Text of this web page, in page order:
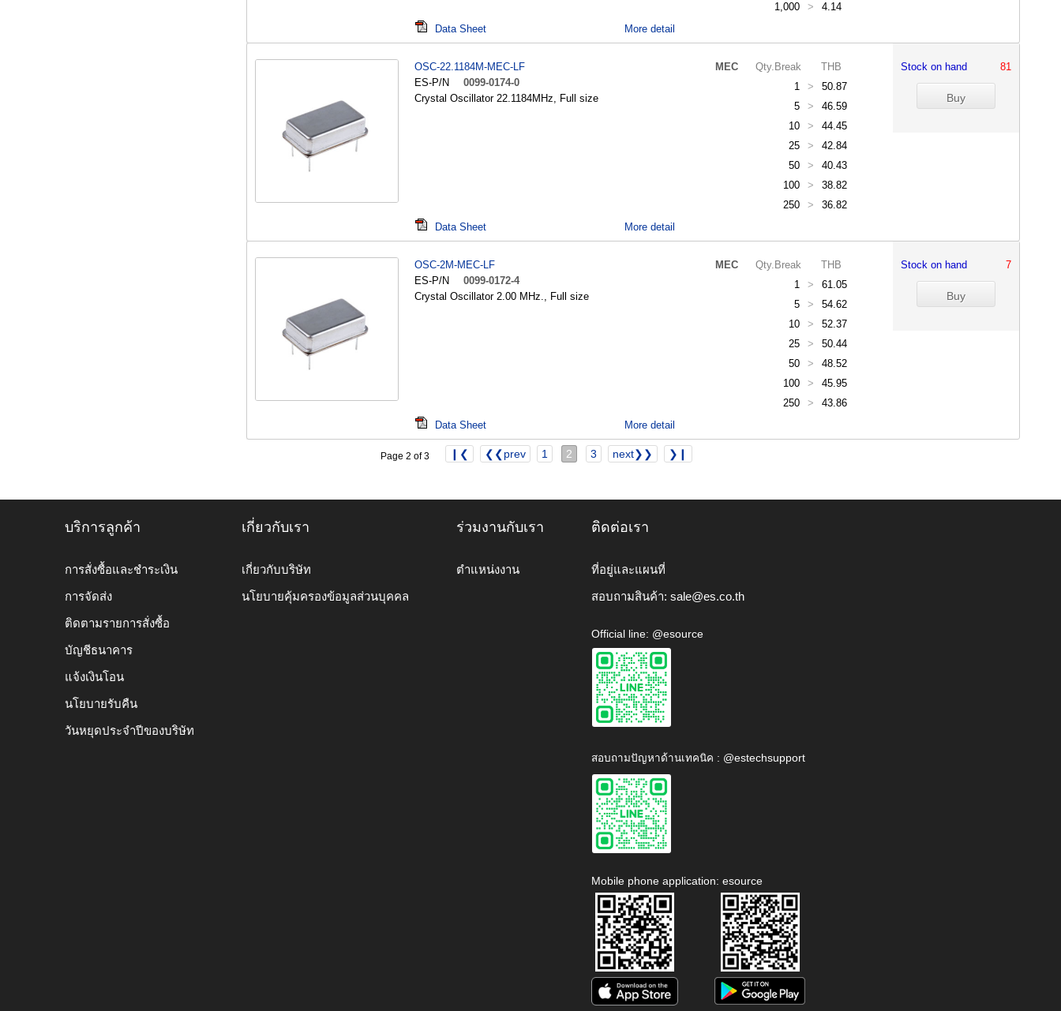
1,000
> 4.14
Data Sheet More detail
OSC-22.1184M-MEC-LF
MEC
ES-P/N
0099-0174-0
Crystal Oscillator 22.1184MHz, Full size
Qty.Break
THB
1
>
50.87
5
>
46.59
10
>
44.45
25
>
42.84
50
>
40.43
100
>
38.82
250
> 36.82
Stock on hand 81
Data Sheet More detail
OSC-2M-MEC-LF
MEC
ES-P/N
0099-0172-4
Crystal Oscillator 2.00 MHz., Full size
Qty.Break
THB
1
>
61.05
5
>
54.62
10
>
52.37
25
>
50.44
50
>
48.52
100
>
45.95
250
> 43.86
Stock on hand 7
Data Sheet More detail
Page 2 of 3 ❙❮ ❮❮prev 1 2 3 next❯❯ ❯❙
บริการลูกค้า
การสั่งซื้อและชำระเงิน
การจัดส่ง
ติดตามรายการสั่งซื้อ
บัญชีธนาคาร
แจ้งเงินโอน
นโยบายรับคืน
วันหยุดประจำปีของบริษัท
เกี่ยวกับเรา
เกี่ยวกับบริษัท
นโยบายคุ้มครองข้อมูลส่วนบุคคล
ร่วมงานกับเรา
ตำแหน่งงาน
ติดต่อเรา
ที่อยู่และแผนที่
สอบถามสินค้า: sale@es.co.th
Official line: @esource
สอบถามปัญหาด้านเทคนิค : @estechsupport
Mobile phone application: esource